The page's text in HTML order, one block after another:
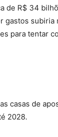
de R$ 34
gastos subiria
para tentar
casas de
2028.